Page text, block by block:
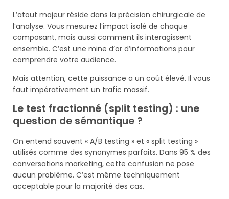
L’atout majeur réside dans la précision chirurgicale de
l’analyse. Vous mesurez l’impact isolé de chaque
composant, mais aussi comment ils interagissent
ensemble. C’est une mine d’or d’informations pour
comprendre votre audience.
Mais attention, cette puissance a un coût élevé. Il vous
faut impérativement un trafic massif.
Le test fractionné (split testing) : une
question de sémantique ?
On entend souvent « A/B testing » et « split testing »
utilisés comme des synonymes parfaits. Dans 95 % des
conversations marketing, cette confusion ne pose
aucun problème. C’est même techniquement
acceptable pour la majorité des cas.